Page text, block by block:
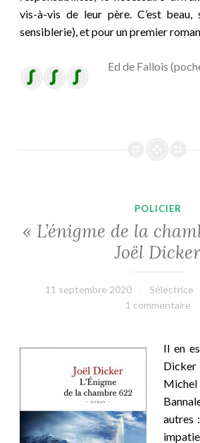
vis-à-vis de leur père. C’est beau,
sensiblerie), et pour un premier
Ed de Fallois
POLICIER
« L’énigme de la
Joël Dicker
11 septembre 2020 Sélectrice
1 commentaire
Il en
Michel
autres